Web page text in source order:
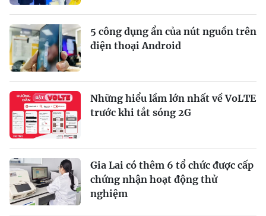
5 công dụng ẩn của nút nguồn trên
điện thoại Android
Những hiểu lầm lớn nhất về VoLTE
trước khi tắt sóng 2G
Gia Lai có thêm 6 tổ chức được cấp
chứng nhận hoạt động thử
nghiệm